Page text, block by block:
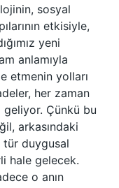
sosyal
etkisiyle,
yeni
anlamıyla
etmenin yolları
her zaman
Çünkü bu
arkasındaki
tür duygusal
hale gelecek.
o anın